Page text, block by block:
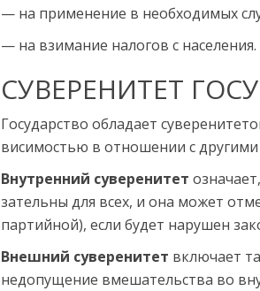
— на применение в необходимых
— на взимание налогов с населения.
СУВЕРЕНИТЕТ
Государство обладает
висимостью в отношении с
Внутренний суверенитет
зательны для всех, и она может
партийной), если будет нарушен
Внешний суверенитет включает
недопущение вмешательства во